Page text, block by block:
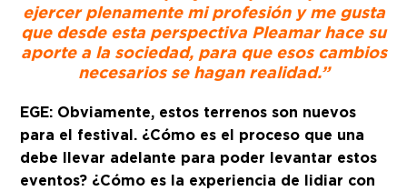
ejercer plenamente mi profesión y me gusta
que desde esta perspectiva Pleamar hace su
aporte a la sociedad, para que esos cambios
necesarios se hagan realidad.”
EGE: Obviamente, estos terrenos son nuevos
para el festival. ¿Cómo es el proceso que una
debe llevar adelante para poder levantar estos
eventos? ¿Cómo es la experiencia de lidiar con